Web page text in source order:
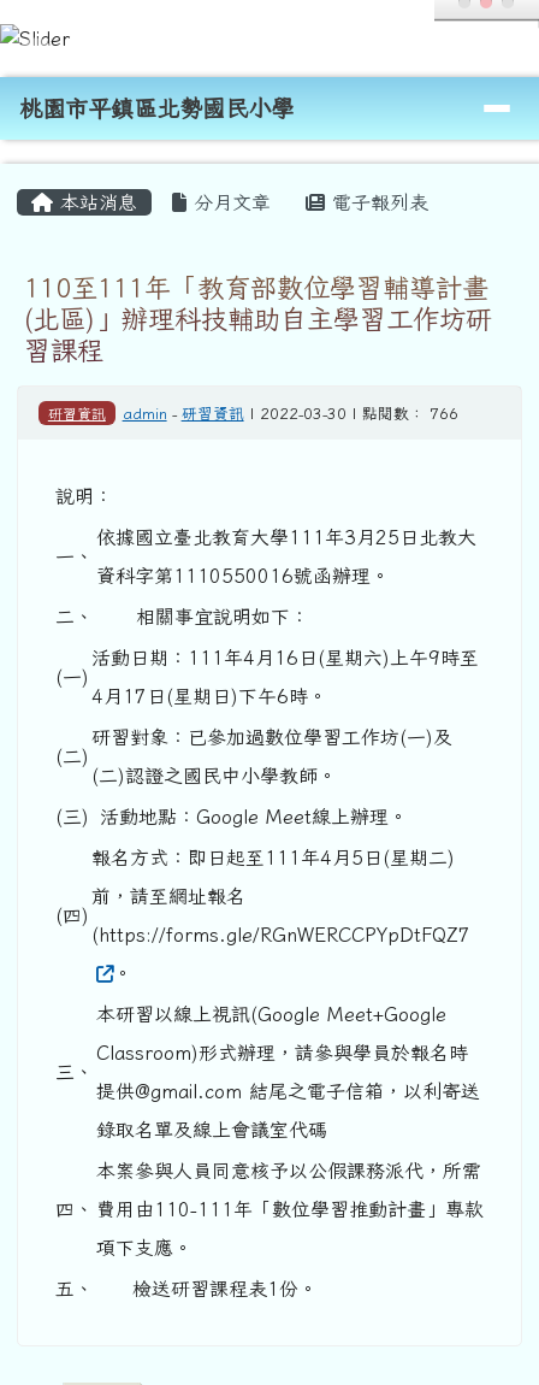
跳至主內容區
桃園市平鎮區北勢國民小學
導覽列
桃園市平鎮區北勢國民小學
本站消息 分月文章 電子報列表
110至111年「教育部數位學習輔導計畫
(北區)」辦理科技輔助自主學習工作坊研
習課程
研習資訊 admin - 研習資訊| 2022-03-30 | 點閱數： 766
說明：
一、
依據國立臺北教育大學111年3月25日北教大
資科字第1110550016號函辦理。
二、 相關事宜說明如下：
(一)
活動日期：111年4月16日(星期六)上午9時至
4月17日(星期日)下午6時。
(二)
研習對象：已參加過數位學習工作坊(一)及
(二)認證之國民中小學教師。
(三) 活動地點：Google Meet線上辦理。
(四)
報名方式：即日起至111年4月5日(星期二)
前，請至網址報名
(https://forms.gle/RGnWERCCPYpDtFQZ7
。
三、
本研習以線上視訊(Google Meet+Google
Classroom)形式辦理，請參與學員於報名時
提供@gmail.com 結尾之電子信箱，以利寄送
錄取名單及線上會議室代碼
四、
本案參與人員同意核予以公假課務派代，所需
費用由110-111年「數位學習推動計畫」專款
項下支應。
五、 檢送研習課程表1份。